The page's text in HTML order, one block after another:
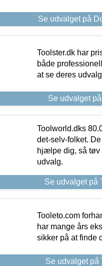
Se udvalget på
Toolster.dk har
både
at se deres
Se udvalget
Toolworld.dks
det-selv-folket.
hjælpe dig, så tøv
udvalg.
Se udvalget på
Tooleto.com
har mange års
sikker på at finde
Se udvalget på